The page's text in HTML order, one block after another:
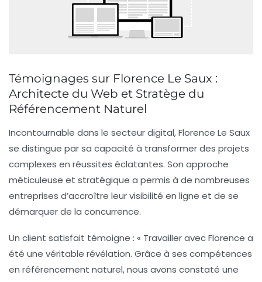
Témoignages sur Florence Le Saux :
Architecte du Web et Stratège du
Référencement Naturel
Incontournable dans le secteur digital, Florence Le Saux
se distingue par sa capacité à transformer des projets
complexes en réussites éclatantes. Son approche
méticuleuse et stratégique a permis à de nombreuses
entreprises d’accroître leurvisibilité en ligne et de se
démarquer de la concurrence.
Un client satisfait témoigne : « Travailler avec Florence a
été une véritable révélation. Grâce à ses compétences
en référencement naturel, nous avons constaté une